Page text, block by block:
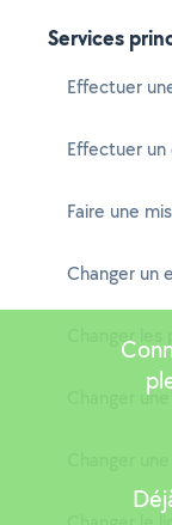
Services
Effectuer
Effectuer
Faire une
Changer un
Changer
Changer
Changer